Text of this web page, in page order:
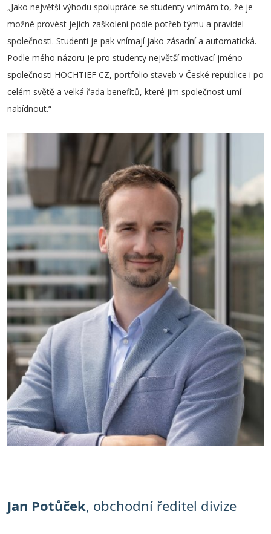
„Jako největší výhodu spolupráce se studenty vnímám to, že je
možné provést jejich zaškolení podle potřeb týmu a pravidel
společnosti. Studenti je pak vnímají jako zásadní a automatická.
Podle mého názoru je pro studenty největší motivací jméno
společnosti HOCHTIEF CZ, portfolio staveb v České republice i po
celém světě a velká řada benefitů, které jim společnost umí
nabídnout.“
Jan Potůček, obchodní ředitel divize